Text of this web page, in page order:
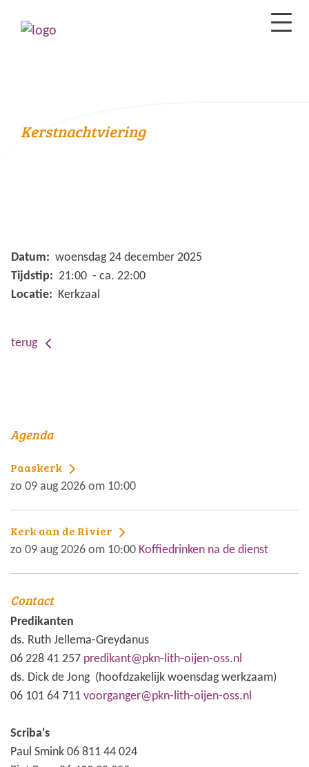
Kerstnachtviering
Datum: woensdag 24 december 2025
Tijdstip: 21:00 - ca. 22:00
Locatie: Kerkzaal
terug
Agenda
Paaskerk
zo 09 aug 2026 om 10:00
Kerk aan de Rivier
zo 09 aug 2026 om 10:00 Koffiedrinken na de dienst
Contact
Predikanten
ds. Ruth Jellema-Greydanus
06 228 41 257 predikant@pkn-lith-oijen-oss.nl
ds. Dick de Jong (hoofdzakelijk woensdag werkzaam)
06 101 64 711 voorganger@pkn-lith-oijen-oss.nl
Scriba's
Paul Smink 06 811 44 024